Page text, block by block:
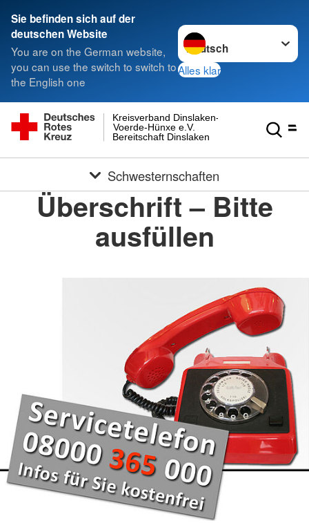
Sie befinden sich auf der
deutschen Website
You are on the German website,
you can use the switch to switch to
the English one
Sprache wechseln zu
Alles klar
Bereitschaft Dinslaken
Voerde-Hünxe e.V.
Kreisverband Dinslaken-
Schwesternschaften
Überschrift – Bitte
ausfüllen